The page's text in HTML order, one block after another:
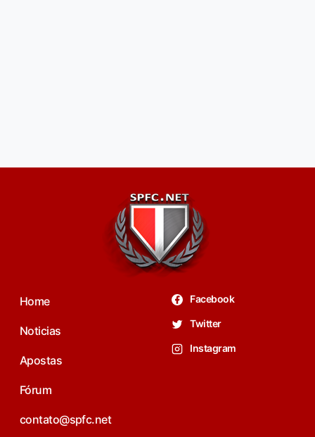
Home
Noticias
Apostas
Fórum
contato@spfc.net
Facebook
Twitter
Instagram